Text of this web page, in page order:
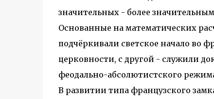
значительных - более
Основанные на математических
подчёркивали светское начало во
церковности, с другой - служили
феодально-абсолютистского
В развитии типа французского